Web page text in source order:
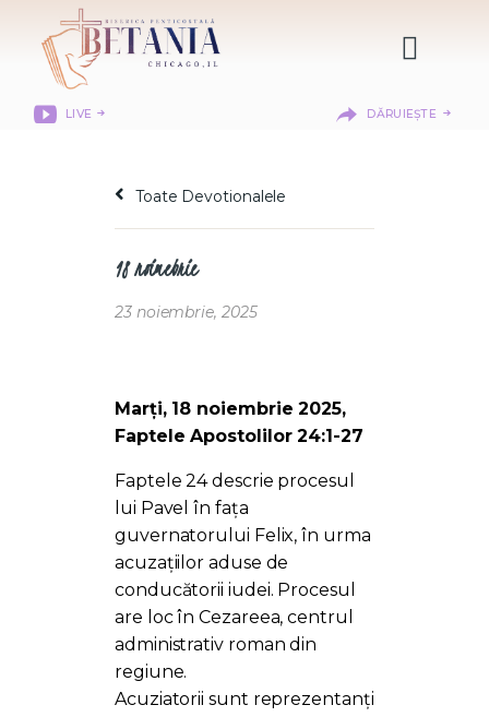
LIVE DĂRUIEȘTE
DESPRE NOI
CITIREA BIBLIEI
MISIUNEA BETANIA
LOGIN MEMBER
PORTAL
Toate Devotionalele
18 noimebrie
23 noiembrie, 2025
Marți, 18 noiembrie 2025,
Faptele Apostolilor 24:1-27
Faptele 24 descrie procesul
lui Pavel în fața
guvernatorului Felix, în urma
acuzațiilor aduse de
conducătorii iudei. Procesul
are loc în Cezareea, centrul
administrativ roman din
regiune.
Acuziatorii sunt reprezentanți